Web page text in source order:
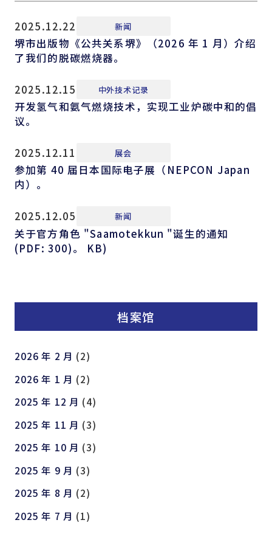
2025.12.22 新闻
堺市出版物《公共关系堺》（2026 年 1 月）介绍
了我们的脱碳燃烧器。
2025.12.15 中外技术记录
开发氢气和氨气燃烧技术，实现工业炉碳中和的倡
议。
2025.12.11 展会
参加第 40 届日本国际电子展（NEPCON Japan
内）。
2025.12.05 新闻
关于官方角色 "Saamotekkun "诞生的通知
(PDF: 300)。 KB)
档案馆
2026 年 2 月 (2)
2026 年 1 月 (2)
2025 年 12 月 (4)
2025 年 11 月 (3)
2025 年 10 月 (3)
2025 年 9 月 (3)
2025 年 8 月 (2)
2025 年 7 月 (1)